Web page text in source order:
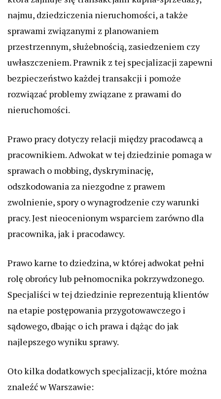
najmu, dziedziczenia nieruchomości, a także
sprawami związanymi z planowaniem
przestrzennym, służebnością, zasiedzeniem czy
uwłaszczeniem. Prawnik z tej specjalizacji zapewni
bezpieczeństwo każdej transakcji i pomoże
rozwiązać problemy związane z prawami do
nieruchomości.
Prawo pracy dotyczy relacji między pracodawcą a
pracownikiem. Adwokat w tej dziedzinie pomaga w
sprawach o mobbing, dyskryminację,
odszkodowania za niezgodne z prawem
zwolnienie, spory o wynagrodzenie czy warunki
pracy. Jest nieocenionym wsparciem zarówno dla
pracownika, jak i pracodawcy.
Prawo karne to dziedzina, w której adwokat pełni
rolę obrońcy lub pełnomocnika pokrzywdzonego.
Specjaliści w tej dziedzinie reprezentują klientów
na etapie postępowania przygotowawczego i
sądowego, dbając o ich prawa i dążąc do jak
najlepszego wyniku sprawy.
Oto kilka dodatkowych specjalizacji, które można
znaleźć w Warszawie: